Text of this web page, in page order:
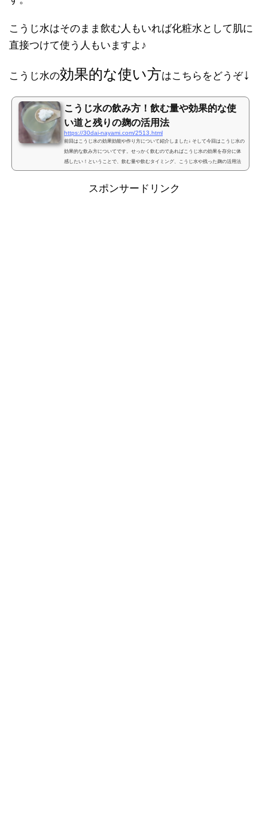
こうじ水はそのまま飲む人もいれば化粧水として肌に
直接つけて使う人もいますよ♪
こうじ水の効果的な使い方はこちらをどうぞ↓
こうじ水の飲み方！飲む量や効果的な使
い道と残りの麹の活用法
https://30dai-nayami.com/2513.html
前回はこうじ水の効果効能や作り方について紹介しました↓ そして今回はこうじ水の
効果的な飲み方についてです。せっかく飲むのであればこうじ水の効果を存分に体
感したい！ということで、飲む量や飲むタイミング、こうじ水や残った麹の活用法
を紹介します。こうじ水の飲み方と飲む量こうじ水の効果的な使い方として一番最
美肌作りや腸内環境を整えるのに役立ちます。こうじ水を飲む量と、ここで気にな
スポンサードリンク